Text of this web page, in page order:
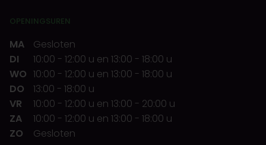
OPENINGSUREN
MA
Gesloten
DI
10:00 - 12:00 u en 13:00 - 18:00 u
WO 10:00 - 12:00 u en 13:00 - 18:00 u
DO
13:00 - 18:00 u
VR
10:00 - 12:00 u en 13:00 - 20:00 u
ZA
10:00 - 12:00 u en 13:00 - 18:00 u
ZO
Gesloten